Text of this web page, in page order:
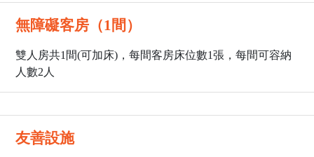
無障礙客房（1間）
雙人房共1間(可加床)，每間客房床位數1張，每間可容納
人數2人
友善設施